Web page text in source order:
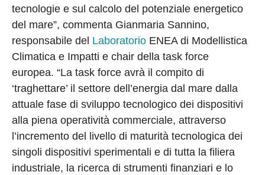
tecnologie e sul calcolo del potenziale energetico
del mare”, commenta Gianmaria Sannino,
responsabile del Laboratorio ENEA di Modellistica
Climatica e Impatti e chair della task force
europea. “La task force avrà il compito di
‘traghettare’ il settore dell’energia dal mare dalla
attuale fase di sviluppo tecnologico dei dispositivi
alla piena operatività commerciale, attraverso
l’incremento del livello di maturità tecnologica dei
singoli dispositivi sperimentali e di tutta la filiera
industriale, la ricerca di strumenti finanziari e lo